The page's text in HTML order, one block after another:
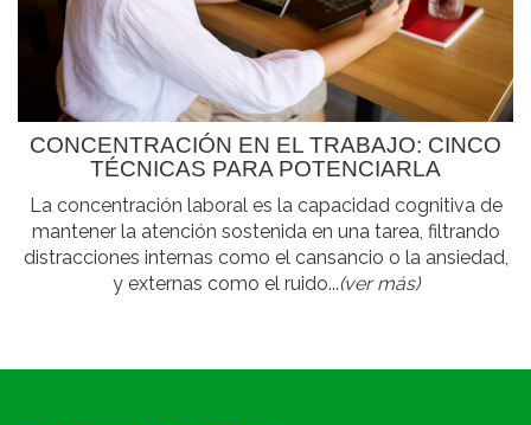
CONCENTRACIÓN EN EL TRABAJO: CINCO
TÉCNICAS PARA POTENCIARLA
La concentración laboral es la capacidad cognitiva de
mantener la atención sostenida en una tarea, filtrando
distracciones internas como el cansancio o la ansiedad,
y externas como el ruido...(ver más)